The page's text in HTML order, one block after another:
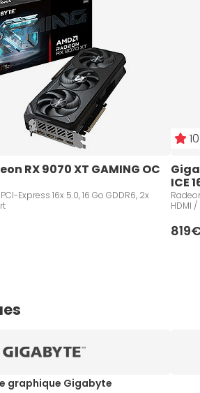
RX 9070 XT GAMING OC
Express 16x 5.0, 16 Go GDDR6, 2x
ICE
HDMI
graphique Gigabyte